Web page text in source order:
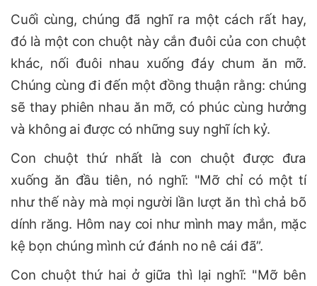
Cuối cùng, chúng đã nghĩ ra một cách rất hay,
đó là một con chuột này cắn đuôi của con chuột
khác, nối đuôi nhau xuống đáy chum ăn mỡ.
Chúng cùng đi đến một đồng thuận rằng: chúng
sẽ thay phiên nhau ăn mỡ, có phúc cùng hưởng
và không ai được có những suy nghĩ ích kỷ.
Con chuột thứ nhất là con chuột được đưa
xuống ăn đầu tiên, nó nghĩ: "Mỡ chỉ có một tí
như thế này mà mọi người lần lượt ăn thì chả bõ
dính răng. Hôm nay coi như mình may mắn, mặc
kệ bọn chúng mình cứ đánh no nê cái đã”.
Con chuột thứ hai ở giữa thì lại nghĩ: "Mỡ bên